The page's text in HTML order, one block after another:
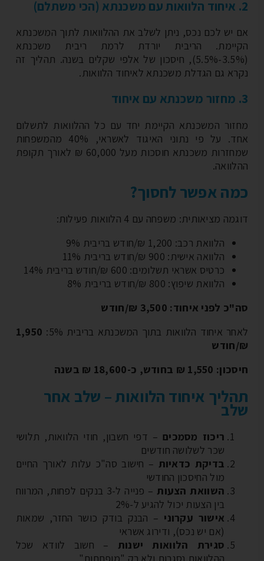
יש לכם נכס, ניתן לשלב את ההלוואות לתוך המשכנתא
הריבית יורדת לרמת ריבית משכנתא
(3.5%-5.5%), חיסכון של אלפי שקלים בשנה. תהליך זה
גם הגדלת משכנתא לאיחוד הלוואות.
המשכנתא הקיימת יחד עם כל ההלוואות לתשלום
אחד. על פי נתוני האיגוד לאשראי, 40% מהמשפחות
שמחזרות משכנתא חוסכות מעל 60,000 ₪ לאורך תקופת
אפשר לחסוך?
מציאותית: משפחה עם 4 הלוואות פעילות:
הלוואת רכב: 1,200 ₪/חודש בריבית 9%
הלוואה אישית: 900 ₪/חודש בריבית 11%
כרטיס אשראי תשלומים: 600 ₪/חודש בריבית 14%
הלוואת שיפוץ: 800 ₪/חודש בריבית 8%
לפני איחוד: 3,500 ₪/חודש
איחוד הלוואות בתוך המשכנתא בריבית 5%:
1,950
₪ בחודש, כ-18,600 ₪ בשנה
איחוד הלוואות – שלב אחר
ריכוז מסמכים– דפי חשבון, חוזי הלוואות, תלושי
שכר לשלושה חודשים
בדיקת כדאיות– חישוב סה"כ עלות לאורך החיים
מול החיסכון החודשי
השוואת הצעות
– פנייה ל-3 בנקים לפחות, המרווח
בין הצעות יכול להגיע ל-2%
אישור עקרוני– הבנק בודק כושר החזר, שמאות
(אם יש נכס), ודירוג אשראי
סגירת הלוואות ישנות– חשוב לוודא שכל